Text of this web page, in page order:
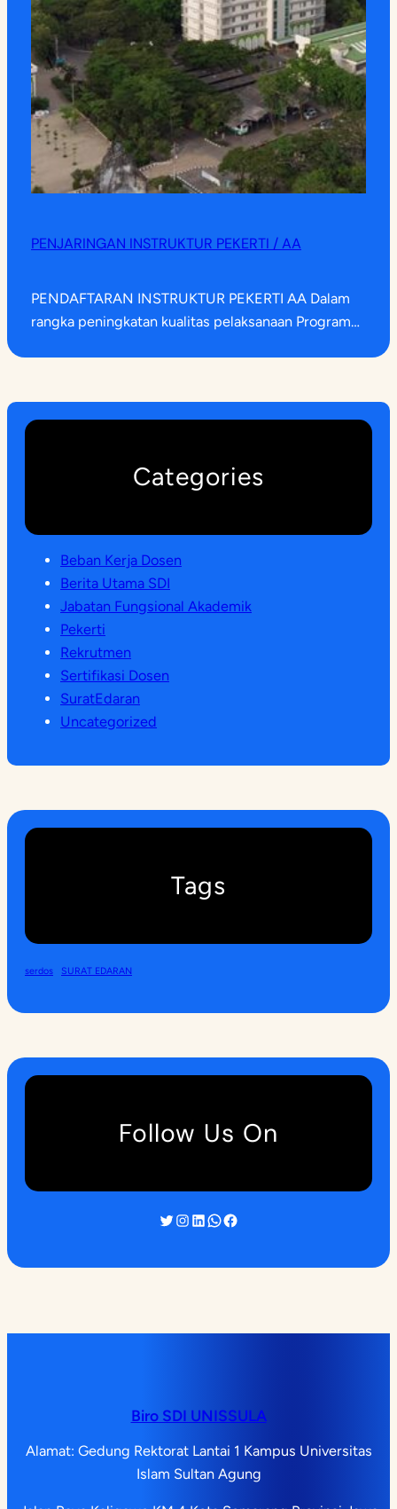
PENJARINGAN INSTRUKTUR PEKERTI / AA
PENDAFTARAN INSTRUKTUR PEKERTI AA Dalam
rangka peningkatan kualitas pelaksanaan Program…
Categories
Beban Kerja Dosen
Berita Utama SDI
Jabatan Fungsional Akademik
Pekerti
Rekrutmen
Sertifikasi Dosen
SuratEdaran
Uncategorized
Tags
serdos SURAT EDARAN
Follow Us On
Twitter InstagramLinkedIn WhatsApp Facebook
Biro SDI UNISSULA
Alamat: Gedung Rektorat Lantai 1 Kampus Universitas
Islam Sultan Agung